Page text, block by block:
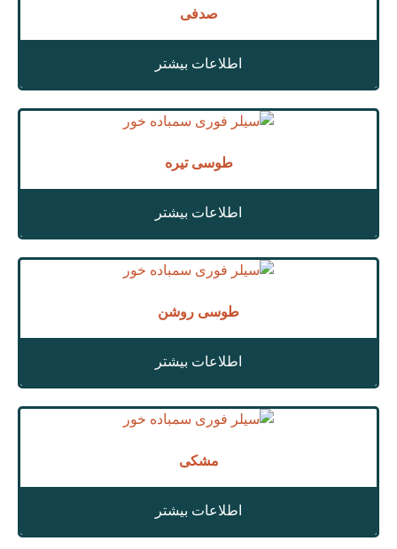
صدفی
اطلاعات بیشتر
طوسی تیره
اطلاعات بیشتر
طوسی روشن
اطلاعات بیشتر
مشکی
اطلاعات بیشتر